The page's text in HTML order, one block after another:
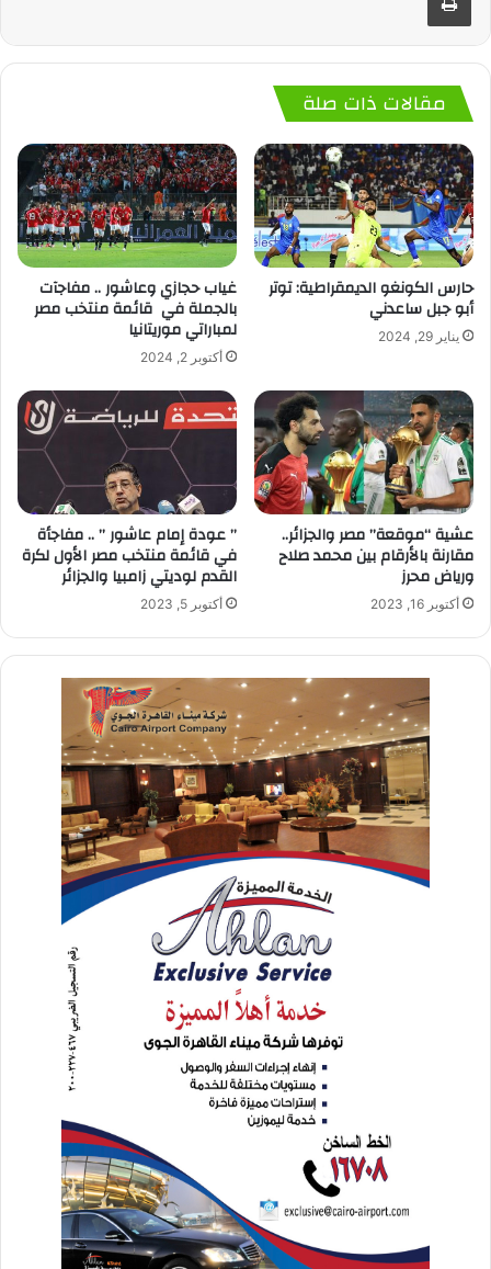
مقالات ذات صلة
حارس الكونغو الديمقراطية: توتر
أبو جبل ساعدني
يناير 29, 2024
غياب حجازي وعاشور .. مفاجآت
بالجملة في قائمة منتخب مصر
لمباراتي موريتانيا
أكتوبر 2, 2024
عشية “موقعة” مصر والجزائر..
مقارنة بالأرقام بين محمد صلاح
ورياض محرز
أكتوبر 16, 2023
” عودة إمام عاشور ” .. مفاجأة
في قائمة منتخب مصر الأول لكرة
القدم لوديتي زامبيا والجزائر
أكتوبر 5, 2023